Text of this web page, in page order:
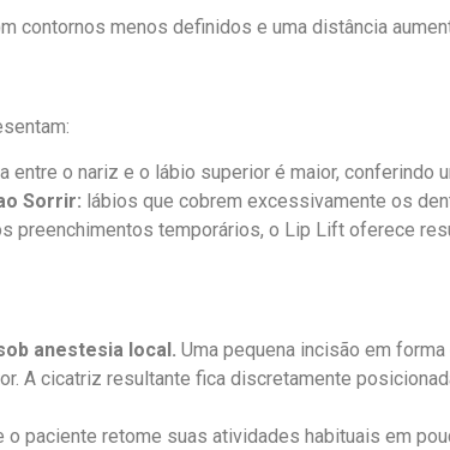
contornos menos definidos e uma distância
entre o nariz e o lábio superior é maior, conferindo
Sorrir: lábios que cobrem excessivamente os
preenchimentos temporários, o Lip Lift oferece
anestesia local. Uma pequena incisão em
A cicatriz resultante fica discretamente
o paciente retome suas atividades habituais em